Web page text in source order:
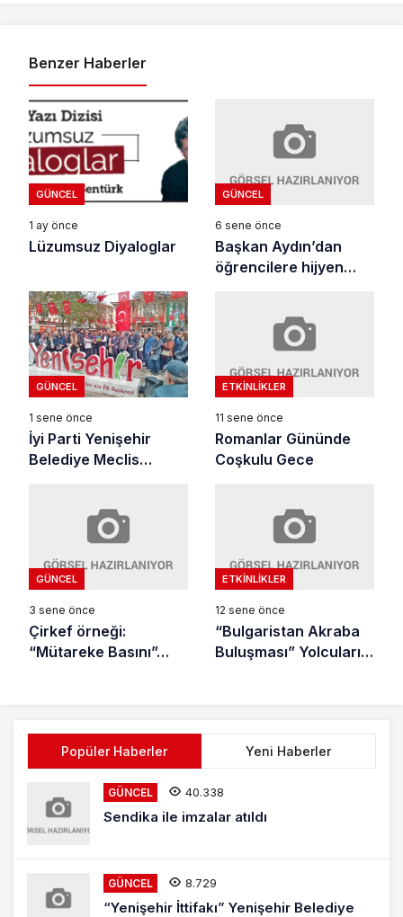
Benzer Haberler
GÜNCEL
1 ay önce
Lüzumsuz Diyaloglar
GÜNCEL
6 sene önce
Başkan Aydın’dan
öğrencilere hijyen
GÜNCEL
1 sene önce
İyi Parti Yenişehir
Belediye Meclis
ETKINLIKLER
11 sene önce
Romanlar Gününde
Coşkulu Gece
GÜNCEL
3 sene önce
Çirkef örneği:
“Mütareke Basını”…
ETKINLIKLER
12 sene önce
“Bulgaristan Akraba
Buluşması” Yolcuları
Popüler Haberler Yeni Haberler
GÜNCEL 40.338
Sendika ile imzalar atıldı
GÜNCEL 8.729
“Yenişehir İttifakı” Yenişehir Belediye